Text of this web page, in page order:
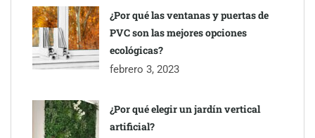
¿Por qué las ventanas y puertas de
PVC son las mejores opciones
ecológicas?
febrero 3, 2023
¿Por qué elegir un jardín vertical
artificial?